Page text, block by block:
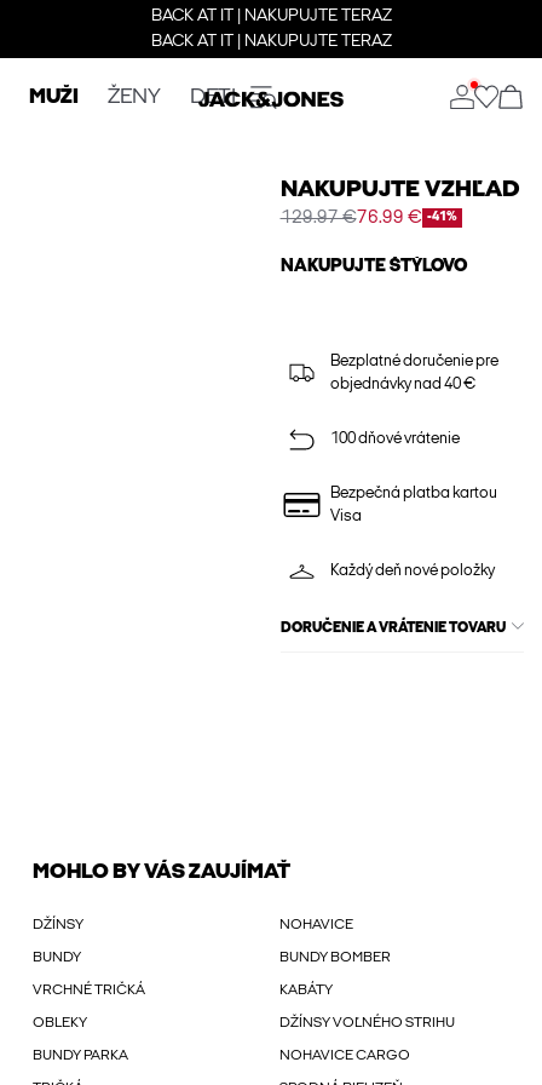
BACK AT IT | NAKUPUJTE TERAZ
BACK AT IT | NAKUPUJTE TERAZ
MUŽI ŽENY DETI
NAKUPUJTE VZHĽAD
129.97 €76.99 € -41%
NAKUPUJTE ŠTÝLOVO
Bezplatné doručenie pre
objednávky nad 40 €
100 dňové vrátenie
Bezpečná platba kartou
Visa
Každý deň nové položky
DORUČENIE A VRÁTENIE TOVARU
MOHLO BY VÁS ZAUJÍMAŤ
DŽÍNSY NOHAVICE
BUNDY BUNDY BOMBER
VRCHNÉ TRIČKÁ KABÁTY
OBLEKY DŽÍNSY VOĽNÉHO STRIHU
BUNDY PARKA NOHAVICE CARGO